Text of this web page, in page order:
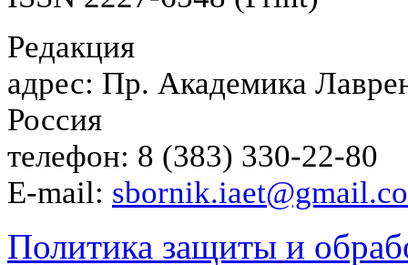
Редакция
адрес: Пр. Академика
Россия
телефон: 8 (383) 330-22-80
E-mail:
Политика защиты и